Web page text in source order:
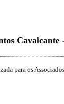
Cavalcante
para os